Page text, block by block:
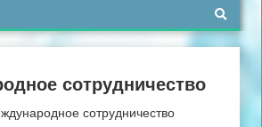
сотрудничество
сотрудничество